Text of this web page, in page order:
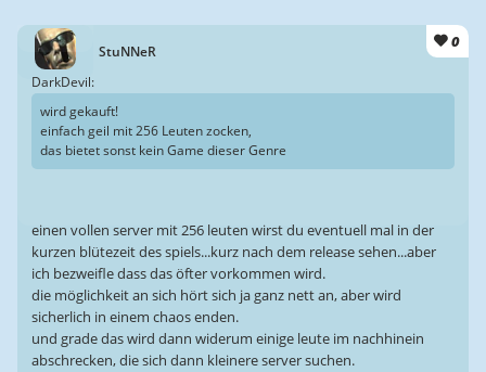
StuNNeR
0
DarkDevil:
wird gekauft!
einfach geil mit 256 Leuten zocken,
das bietet sonst kein Game dieser Genre
einen vollen server mit 256 leuten wirst du eventuell mal in der
kurzen blütezeit des spiels...kurz nach dem release sehen...aber
ich bezweifle dass das öfter vorkommen wird.
die möglichkeit an sich hört sich ja ganz nett an, aber wird
sicherlich in einem chaos enden.
und grade das wird dann widerum einige leute im nachhinein
abschrecken, die sich dann kleinere server suchen.